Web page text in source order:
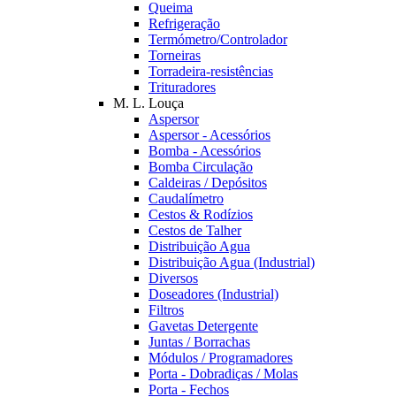
Queima
Refrigeração
Termómetro/Controlador
Torneiras
Torradeira-resistências
Trituradores
M. L. Louça
Aspersor
Aspersor - Acessórios
Bomba - Acessórios
Bomba Circulação
Caldeiras / Depósitos
Caudalímetro
Cestos & Rodízios
Cestos de Talher
Distribuição Agua
Distribuição Agua (Industrial)
Diversos
Doseadores (Industrial)
Filtros
Gavetas Detergente
Juntas / Borrachas
Módulos / Programadores
Porta - Dobradiças / Molas
Porta - Fechos